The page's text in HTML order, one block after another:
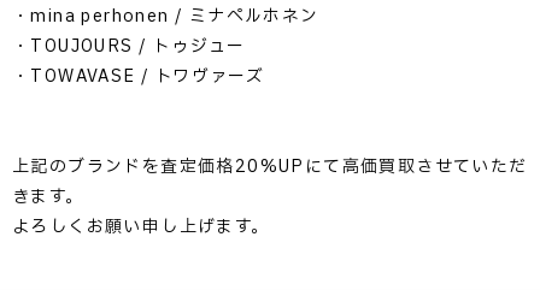
・mina perhonen / ミナペルホネン
・TOUJOURS / トゥジュー
・TOWAVASE / トワヴァーズ
上記のブランドを査定価格20%UPにて高価買取させていただ
きます。
よろしくお願い申し上げます。